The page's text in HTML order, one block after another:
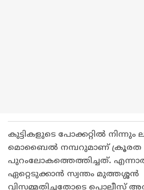
കുട്ടികളുടെ പോക്കറ്റിൽ നിന്നും
മൊബൈൽ നമ്പറുമാണ് ക്രൂരത
പുറംലോകത്തെത്തിച്ചത്.
ഏറ്റെടുക്കാൻ സ്വന്തം മുത്തശ്ശൻ
വിസമ്മതിച്ചതോടെ പൊലീസ്